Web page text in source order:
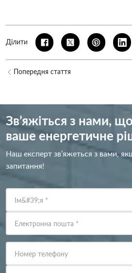
Ділити
Попередня стаття
Зв’яжіться з нами,
ваше енергетичне
Наш експерт зв’яжеться з вами,
запитання!
Ім&#39;я *
Електронна пошта *
Номер телефону